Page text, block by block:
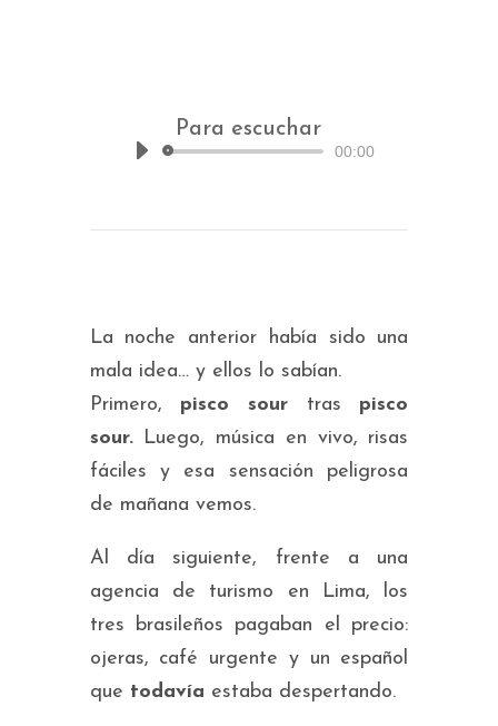
Para escuchar
Reproductor
00:00
La noche anterior había sido una
mala idea… y ellos lo sabían.
Primero, pisco sour tras pisco
sour.
Luego, música en vivo, risas
fáciles y esa sensación peligrosa
de mañana vemos.
Al día siguiente, frente a una
agencia de turismo en Lima, los
tres brasileños pagaban el precio:
ojeras, café urgente y un español
que todavía estaba despertando.